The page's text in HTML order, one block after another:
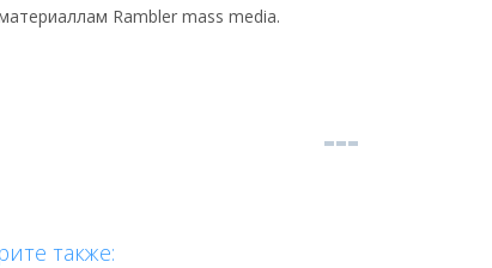
Rambler mass media.
также: